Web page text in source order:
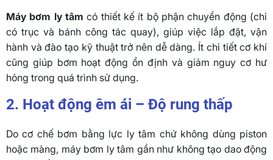
Máy bơm ly tâm có thiết kế ít bộ phận chuyển động (chỉ
có trục và bánh công tác quay), giúp việc lắp đặt, vận
hành và đào tạo kỹ thuật trở nên dễ dàng. Ít chi tiết cơ khí
cũng giúp bơm hoạt động ổn định và giảm nguy cơ hư
hỏng trong quá trình sử dụng.
2. Hoạt động êm ái – Độ rung thấp
Do cơ chế bơm bằng lực ly tâm chứ không dùng piston
hoặc màng, máy bơm ly tâm gần như không tạo dao động